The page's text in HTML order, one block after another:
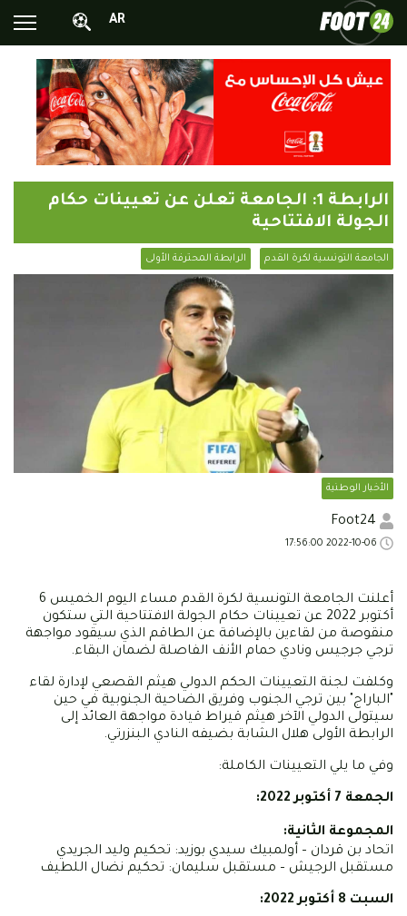
الأخبار الوطنية
الأخبار العالمية
محترفونا بالخارج
ألبومات الصور
أخبار متفرقة
AR
الرابطة 1: الجامعة تعلن عن تعيينات حكام
الجولة الافتتاحية
الجامعة التونسية لكرة القدم الرابطة المحترفة الأولى
الأخبار الوطنية
أعلنت الجامعة التونسية لكرة القدم مساء اليوم الخميس 6
أكتوبر 2022 عن تعيينات حكام الجولة الافتتاحية التي ستكون
منقوصة من لقاءين بالإضافة عن الطاقم الذي سيقود مواجهة
ترجي جرجيس ونادي حمام الأنف الفاصلة لضمان البقاء.
وكلفت لجنة التعيينات الحكم الدولي هيثم القصعي لإدارة لقاء
"الباراج" بين ترجي الجنوب وفريق الضاحية الجنوبية في حين
سيتولى الدولي الآخر هيثم قيراط قيادة مواجهة العائد إلى
الرابطة الأولى هلال الشابة بضيفه النادي البنزرتي.
وفي ما يلي التعيينات الكاملة:
الجمعة 7 أكتوبر 2022:
المجموعة الثانية:
اتحاد بن قردان – أولمبيك سيدي بوزيد: تحكيم وليد الجريدي
مستقبل الرجيش – مستقبل سليمان: تحكيم نضال اللطيف
السبت 8 أكتوبر 2022: